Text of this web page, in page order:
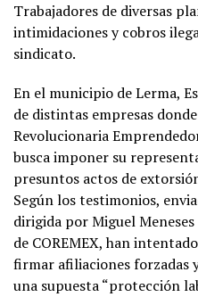
Trabajadores de diversas
intimidaciones y cobros
sindicato.
En el municipio de Lerma,
de distintas empresas
Revolucionaria
busca imponer su
presuntos actos de
Según los testimonios,
dirigida por Miguel
de COREMEX, han
firmar afiliaciones forzadas
una supuesta “protección